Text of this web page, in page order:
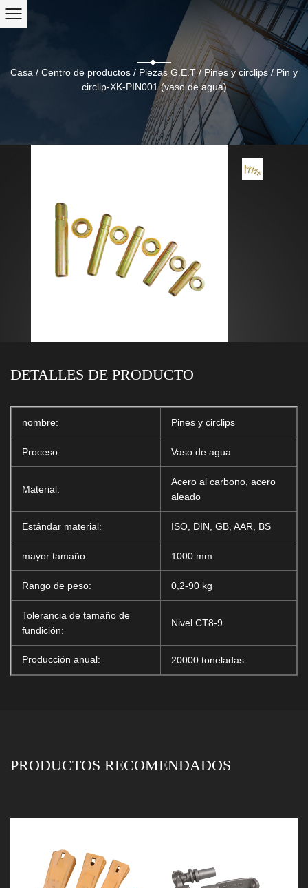
Casa / Centro de productos / Piezas G.E.T/ Pines y circlips/ Pin y
circlip-XK-PIN001 (vaso de agua)
DETALLES DE PRODUCTO
nombre: Pines y circlips
Proceso: Vaso de agua
Material:
Acero al carbono, acero
aleado
Estándar material: ISO, DIN, GB, AAR, BS
mayor tamaño: 1000 mm
Rango de peso: 0,2-90 kg
Tolerancia de tamaño de
fundición:
Nivel CT8-9
Producción anual: 20000 toneladas
PRODUCTOS RECOMENDADOS